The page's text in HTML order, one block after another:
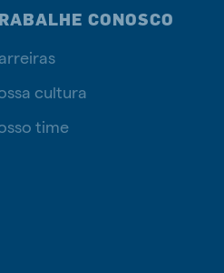
CONOSCO
cultura
time